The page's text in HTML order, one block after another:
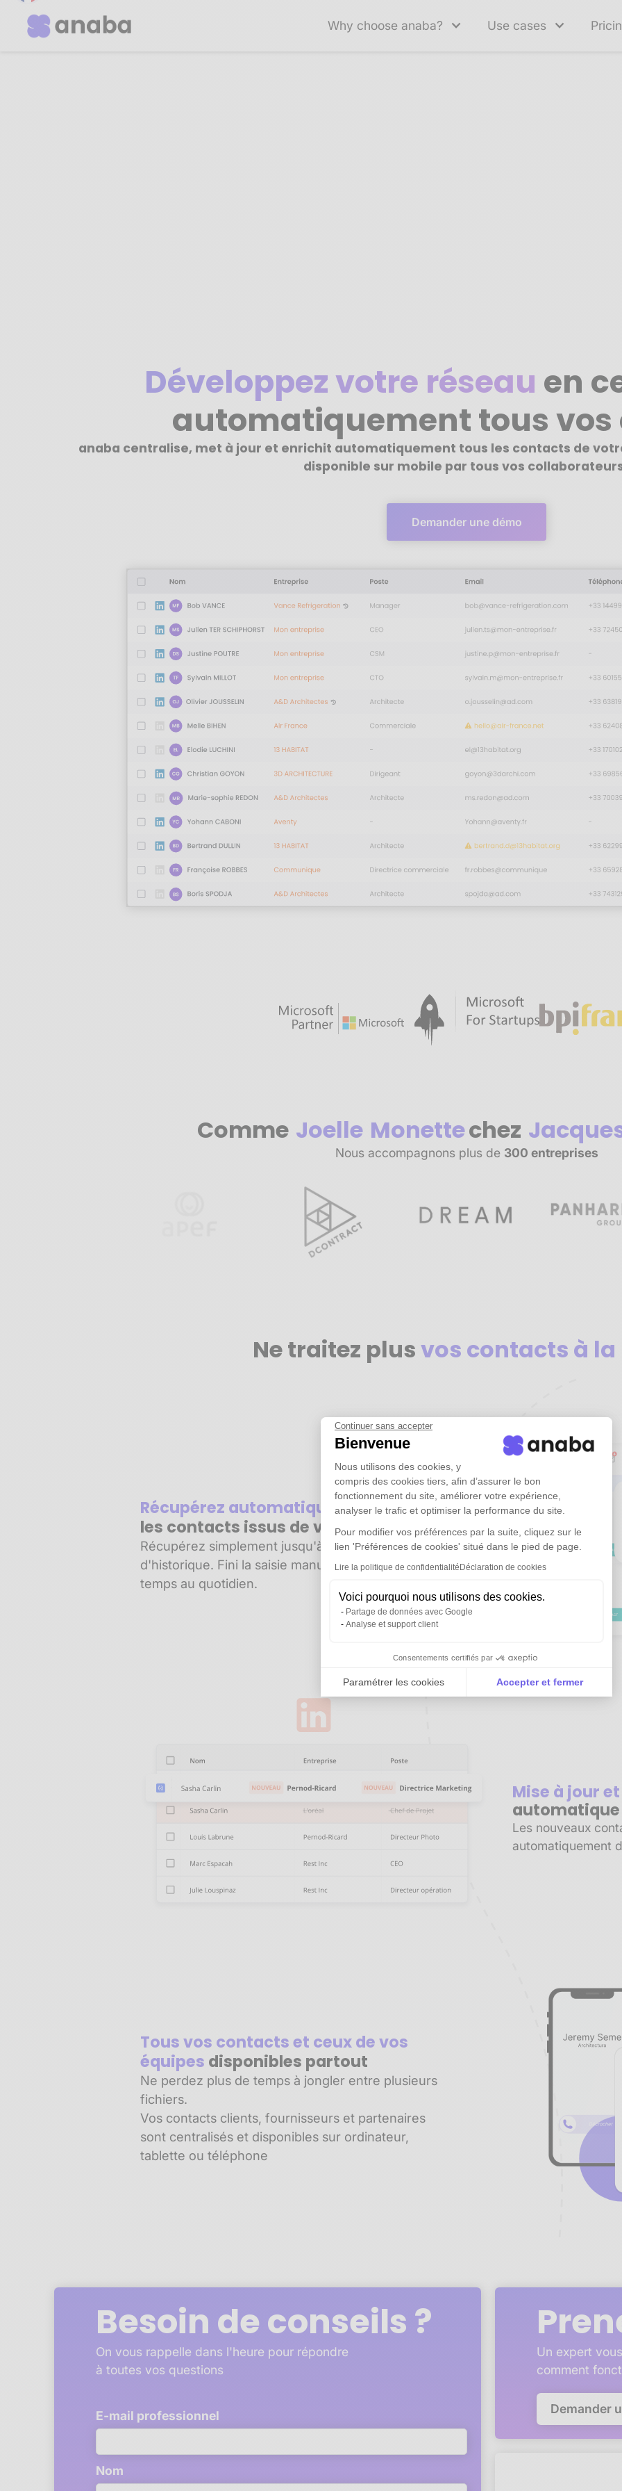
Continuer sans accepter
Bienvenue
Nous utilisons des cookies, y
compris des cookies tiers, afin d’assurer le bon
fonctionnement du site, améliorer votre expérience,
analyser le trafic et optimiser la performance du site.
Pour modifier vos préférences par la suite, cliquez sur le
lien 'Préférences de cookies' situé dans le pied de page.
Lire la politique de confidentialité Déclaration de cookies
Voici pourquoi nous utilisons des cookies.
Partage de données avec Google
Analyse et support client
Consentements certifiés par
Paramétrer les cookies Accepter et fermer
Notre plateforme vous permet d'adapter et de gérer
Why choose anaba? Use cases
Développez votre réseau en
automatiquement tous
anaba centralise, met à jour et enrichit automatiquement tous les contacts de
disponible sur mobile par tous vos
Demander une démo
Comme Joelle Monettechez
Nous accompagnons plus de 300 entreprises
Ne traitez plusvos contacts à
Récupérez automatiquementtous
les contacts issus de vos emails
Récupérez simplement jusqu'à plusieurs années
d'historique. Fini la saisie manuelle. Gagnez du
temps au quotidien.
Mise à jour
automatique
Les nouveaux
automatiquement
Tous vos contacts et ceux de vos
équipes disponibles partout
Ne perdez plus de temps à jongler entre plusieurs
fichiers.
Vos contacts clients, fournisseurs et partenaires
sont centralisés et disponibles sur ordinateur,
tablette ou téléphone
Besoin de conseils ?
On vous rappelle dans l'heure pour répondre
à toutes vos questions
E-mail professionnel
Nom
Un expert
comment
Demander